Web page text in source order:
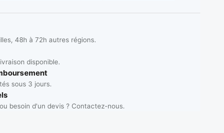
48h à 72h autres régions.
disponible.
sous 3 jours.
besoin d'un devis ? Contactez-nous.